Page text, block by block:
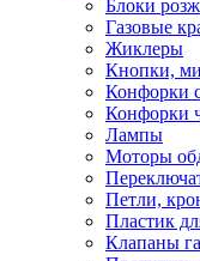
Блоки
Газовые
Жиклеры
Кнопки,
Конфорки
Конфорки
Лампы
Моторы
Петли,
Пластик
Клапаны